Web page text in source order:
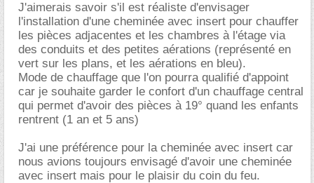
J'aimerais savoir s'il est réaliste d'envisager
l'installation d'une cheminée avec insert pour chauffer
les pièces adjacentes et les chambres à l'étage via
des conduits et des petites aérations (représenté en
vert sur les plans, et les aérations en bleu).
Mode de chauffage que l'on pourra qualifié d'appoint
car je souhaite garder le confort d'un chauffage central
qui permet d'avoir des pièces à 19° quand les enfants
rentrent (1 an et 5 ans)
J'ai une préférence pour la cheminée avec insert car
nous avions toujours envisagé d'avoir une cheminée
avec insert mais pour le plaisir du coin du feu.